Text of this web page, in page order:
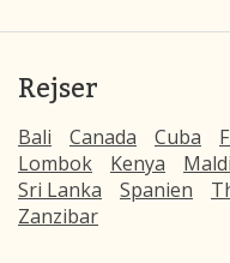
Rejser
Bali Canada Cuba
Lombok
Kenya
Sri Lanka
Spanien
Zanzibar